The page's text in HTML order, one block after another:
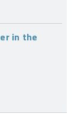
in the